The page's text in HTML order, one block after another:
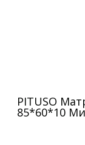
PITUSO
85*60*10